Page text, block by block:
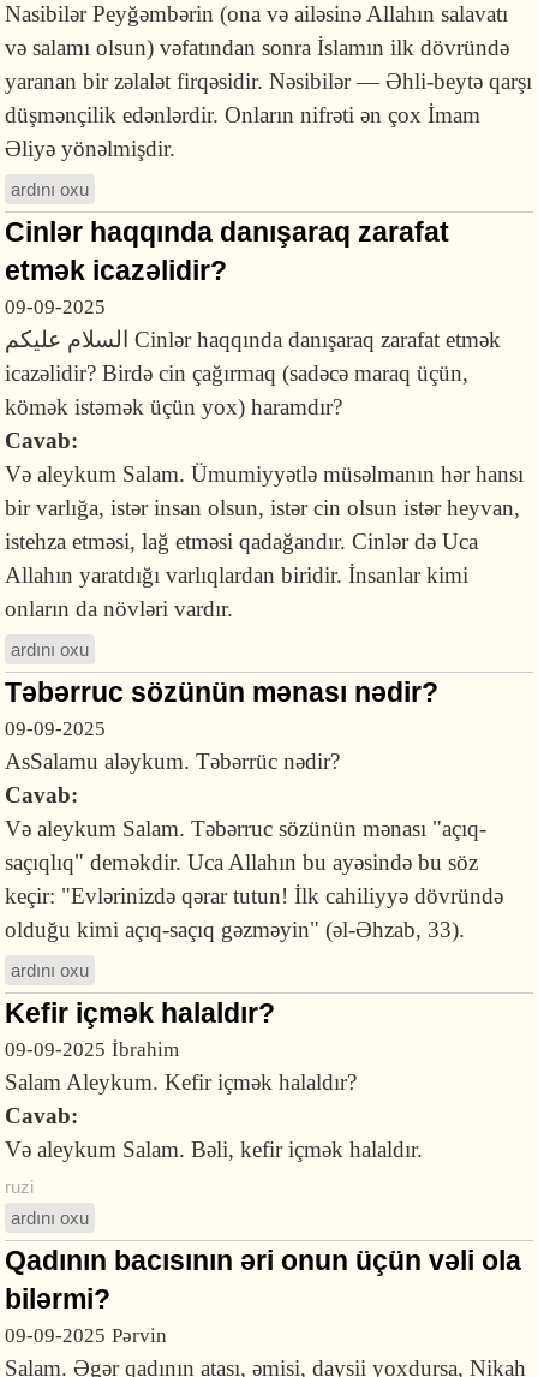
Nasibilər Peyğəmbərin (ona və ailəsinə Allahın salavatı
və salamı olsun) vəfatından sonra İslamın ilk dövründə
yaranan bir zəlalət firqəsidir. Nəsibilər — Əhli-beytə qarşı
düşmənçilik edənlərdir. Onların nifrəti ən çox İmam
Əliyə yönəlmişdir.
ardını oxu
Cinlər haqqında danışaraq zarafat
etmək icazəlidir?
09-09-2025
السلام عليكم Cinlər haqqında danışaraq zarafat etmək
icazəlidir? Birdə cin çağırmaq (sadəcə maraq üçün,
kömək istəmək üçün yox) haramdır?
Cavab:
Və aleykum Salam. Ümumiyyətlə müsəlmanın hər hansı
bir varlığa, istər insan olsun, istər cin olsun istər heyvan,
istehza etməsi, lağ etməsi qadağandır. Cinlər də Uca
Allahın yaratdığı varlıqlardan biridir. İnsanlar kimi
onların da növləri vardır.
ardını oxu
Təbərruc sözünün mənası nədir?
09-09-2025
AsSalamu aləykum. Təbərrüc nədir?
Cavab:
Və aleykum Salam. Təbərruc sözünün mənası "açıq-
saçıqlıq" deməkdir. Uca Allahın bu ayəsində bu söz
keçir: "Evlərinizdə qərar tutun! İlk cahiliyyə dövründə
olduğu kimi açıq-saçıq gəzməyin" (əl-Əhzab, 33).
ardını oxu
Kefir içmək halaldır?
09-09-2025 İbrahim
Salam Aleykum. Kefir içmək halaldır?
Cavab:
Və aleykum Salam. Bəli, kefir içmək halaldır.
ruzi
ardını oxu
Qadının bacısının əri onun üçün vəli ola
bilərmi?
09-09-2025 Pərvin
Salam. Əgər qadının atası, əmisi, daysii yoxdursa, Nikah